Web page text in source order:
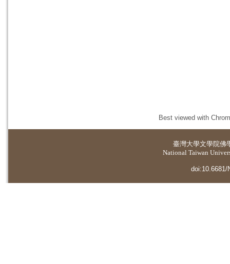
Best viewed with
臺灣大學文學院佛
National Taiwan
doi:10.6681/